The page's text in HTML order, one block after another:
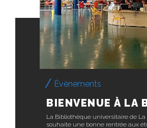
Évènements
BIENVENUE À LA
La Bibliothèque universitaire de La
souhaite une bonne rentrée aux